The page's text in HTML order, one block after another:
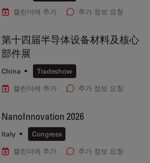
캘린더에 추가
추가 정보 요청
第十四届半导体设备材料及核心
部件展
China •
Tradeshow
캘린더에 추가
추가 정보 요청
NanoInnovation 2026
Italy •
Congress
캘린더에 추가
추가 정보 요청